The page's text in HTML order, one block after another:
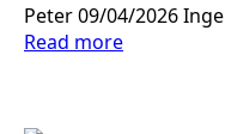
Peter09/04/2026
Read more